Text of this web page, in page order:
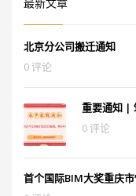
最新文章
北京分公司搬迁通知
0 评论
重要通知 |
0 评论
首个国际BIM大奖重庆市